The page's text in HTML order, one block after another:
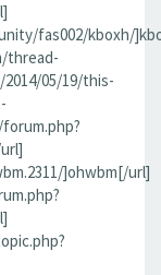
fas002/kboxh/
thread-
05/19/this-
]ohwbm[/url]